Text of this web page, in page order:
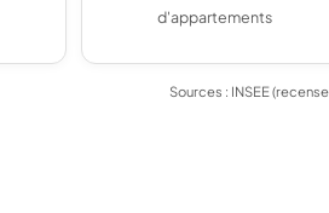
d'appartements
Sources : INSEE